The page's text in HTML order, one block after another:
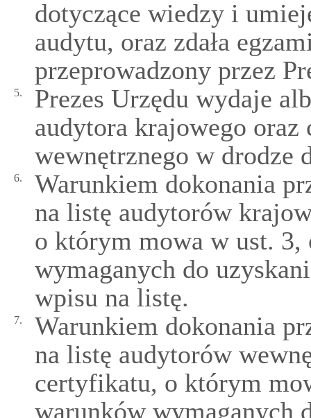
dotyczące wiedzy i
audytu, oraz zdała
przeprowadzony przez
5.
Prezes Urzędu wydaje
audytora krajowego
wewnętrznego w drodze
6.
Warunkiem dokonania
na listę audytorów
o którym mowa w ust. 3,
wymaganych do
wpisu na listę.
7.
Warunkiem dokonania
na listę audytorów
certyfikatu, o którym
warunków wymaganych